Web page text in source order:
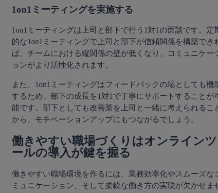
1on1ミーティングを実施する
1on1ミーティングは上司と部下で行う1対1の面談です。定
的な1on1ミーティングで上司と部下が信頼関係を構築でき
ば、チームにおける縦関係の壁が低くなり、コミュニケー
ョンがより活性化されます。
また、1on1ミーティングはフィードバックの場としても機
するため、部下の成長を1対1で丁寧にサポートすることが
能です。部下としても改善策を上司と一緒に考えられるこ
から、モチベーションアップにもつながるでしょう。
働きやすい職場づくりはオンラインツ
ールの導入が鍵を握る
働きやすい職場環境を作るには、業務効率化やスムーズな
ミュニケーション、そして柔軟な働き方の実現が欠かせま